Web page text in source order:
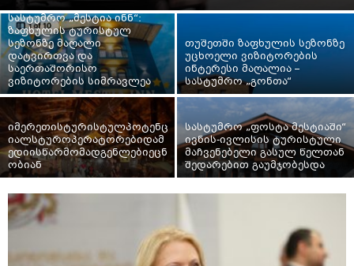
სასტუმრო „მესტია ინნ“:
ზაფხულის ტურისტულ
სეზონზე მაღალი
დატვირთვა და
საერთაშორისო
ვიზიტორების სიმრავლეა
თუშეთში ზაფხულის სეზონზე
უცხოელი ვიზიტორების
ინტერესი მაღალია –
სასტუმრო „გონთა“
იმერეთისტურისტულპოტენც
იალსტუროპერატორებიდამ
ედიისწარმომადგენლებიეცნ
ობიან
სასტუმრო „ფოსტა მესტიაში“
ივნის-ივლისის ტურისტული
მაჩვენებელი გასულ წელთან
შედარებით გაუმჯობესდა